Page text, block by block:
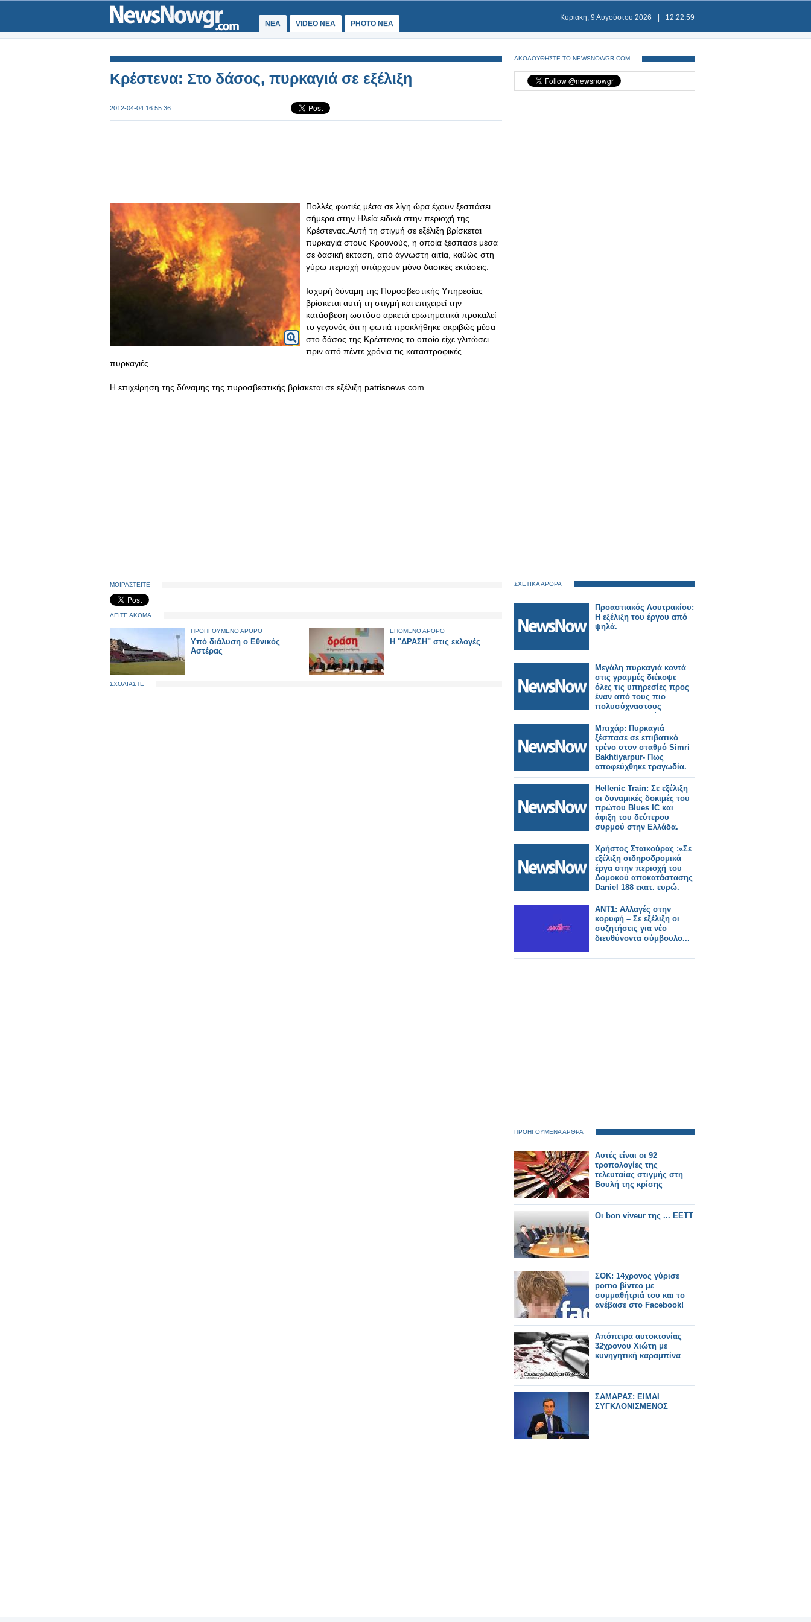
ΝΕΑ VIDEO NEA PHOTO NEA
Κυριακή, 9 Αυγούστου 2026 12:22:59
Κρέστενα: Στο δάσος, πυρκαγιά σε εξέλιξη
2012-04-04 16:55:36
Πολλές φωτιές μέσα σε λίγη ώρα έχουν ξεσπάσει
σήμερα στην Ηλεία ειδικά στην περιοχή της
Κρέστενας.Αυτή τη στιγμή σε εξέλιξη βρίσκεται
πυρκαγιά στους Κρουνούς, η οποία ξέσπασε μέσα
σε δασική έκταση, από άγνωστη αιτία, καθώς στη
γύρω περιοχή υπάρχουν μόνο δασικές εκτάσεις.
Ισχυρή δύναμη της Πυροσβεστικής Υπηρεσίας
βρίσκεται αυτή τη στιγμή και επιχειρεί την
κατάσβεση ωστόσο αρκετά ερωτηματικά προκαλεί
το γεγονός ότι η φωτιά προκλήθηκε ακριβώς μέσα
στο δάσος της Κρέστενας το οποίο είχε γλιτώσει
πριν από πέντε χρόνια τις καταστροφικές
πυρκαγιές.
Η επιχείρηση της δύναμης της πυροσβεστικής βρίσκεται σε εξέλιξη.patrisnews.com
ΜΟΙΡΑΣΤΕΙΤΕ
ΔΕΙΤΕ ΑΚΟΜΑ
ΠΡΟΗΓΟΥΜΕΝΟ ΑΡΘΡΟ
Υπό διάλυση ο Εθνικός
Αστέρας
ΕΠΟΜΕΝΟ ΑΡΘΡΟ
Η "ΔΡΑΣΗ" στις εκλογές
ΣΧΟΛΙΑΣΤΕ
ΑΚΟΛΟΥΘΗΣΤΕ ΤΟ NEWSNOWGR.COM
ΣΧΕΤΙΚΑ ΑΡΘΡΑ
Προαστιακός Λουτρακίου:
Η εξέλιξη του έργου από
ψηλά.
Μεγάλη πυρκαγιά κοντά
στις γραμμές διέκοψε
όλες τις υπηρεσίες προς
έναν από τους πιο
πολυσύχναστους
σιδηροδρομικούς
σταθμούς του Λονδίνου.
Μπιχάρ: Πυρκαγιά
ξέσπασε σε επιβατικό
τρένο στον σταθμό Simri
Bakhtiyarpur- Πως
αποφεύχθηκε τραγωδία.
Hellenic Train: Σε εξέλιξη
οι δυναμικές δοκιμές του
πρώτου Blues IC και
άφιξη του δεύτερου
συρμού στην Ελλάδα.
Χρήστος Σταικούρας :«Σε
εξέλιξη σιδηροδρομικά
έργα στην περιοχή του
Δομοκού αποκατάστασης
Daniel 188 εκατ. ευρώ.
ΑΝΤ1: Αλλαγές στην
κορυφή – Σε εξέλιξη οι
συζητήσεις για νέο
διευθύνοντα σύμβουλο...
ΠΡΟΗΓΟΥΜΕΝΑ ΑΡΘΡΑ
Αυτές είναι οι 92
τροπολογίες της
τελευταίας στιγμής στη
Βουλή της κρίσης
Οι bon viveur της ... ΕΕΤΤ
ΣΟΚ: 14χρονος γύρισε
porno βίντεο με
συμμαθήτριά του και το
ανέβασε στο Facebook!
Απόπειρα αυτοκτονίας
32χρονου Χιώτη με
κυνηγητική καραμπίνα
ΣΑΜΑΡΑΣ: ΕΙΜΑΙ
ΣΥΓΚΛΟΝΙΣΜΕΝΟΣ